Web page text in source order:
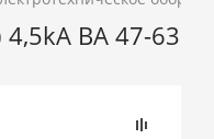
4,5kA ВА 47-63